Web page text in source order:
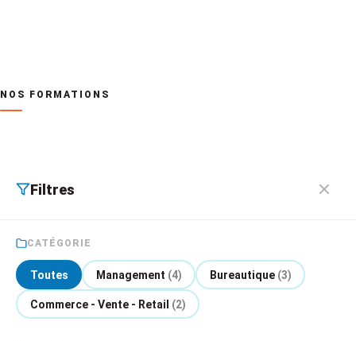
Filtres
CATÉGORIE
Toutes Management (4) Bureautique (3)
Commerce - Vente - Retail (2)
NOS FORMATIONS
Toutes nos formations
INFORMATIONS